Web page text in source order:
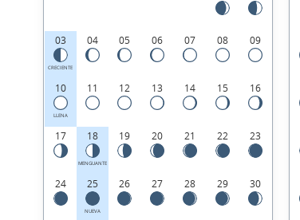
03
CRECIENTE
04 05 06 07 08 09
10
LLENA
11 12 13 14 15 16
17 18
MENGUANTE
19 20 21 22 23
24 25
NUEVA
26 27 28 29 30